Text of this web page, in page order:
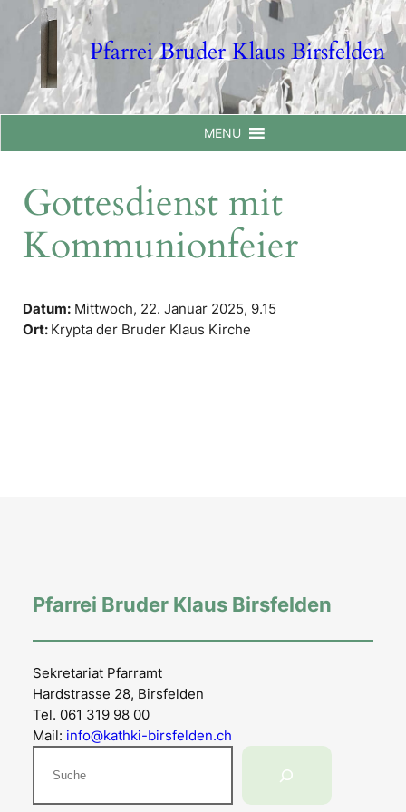
content
Pfarrei Bruder Klaus Birsfelden
MENU
Gottesdienst mit
Kommunionfeier
Datum: Mittwoch, 22. Januar 2025, 9.15
Ort: Krypta der Bruder Klaus Kirche
Pfarrei Bruder Klaus Birsfelden
Sekretariat Pfarramt
Hardstrasse 28, Birsfelden
Tel. 061 319 98 00
Mail: info@kathki-birsfelden.ch